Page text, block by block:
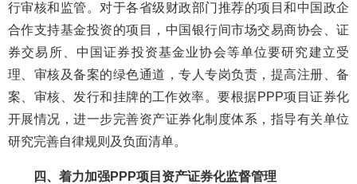
行审核和监管。对于各省级财政部门推荐的项目和中国政企
合作支持基金投资的项目，中国银行间市场交易商协会、证
券交易所、中国证券投资基金业协会等单位要研究建立受
理、审核及备案的绿色通道，专人专岗负责，提高注册、备
案、审核、发行和挂牌的工作效率。要根据PPP项目证券化
开展情况，进一步完善资产证券化制度体系，指导有关单位
研究完善自律规则及负面清单。
四、着力加强PPP项目资产证券化监督管理